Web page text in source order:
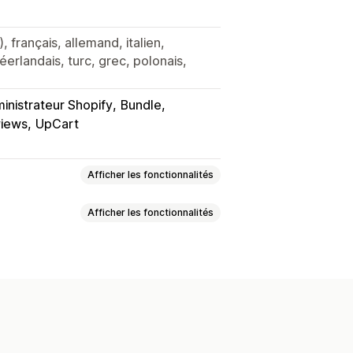
français, allemand, italien,
turc, grec, polonais,
Shopify Bundle
UpCart
Afficher les fonctionnalités
Afficher les fonctionnalités